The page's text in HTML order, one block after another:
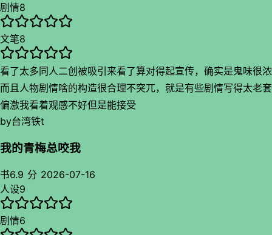
剧情8
文笔8
看了太多同人二创被吸引来看了算对得起宣传，确实是鬼味很浓
而且人物剧情啥的构造很合理不突兀，就是有些剧情写得太老套
偏激我看着观感不好但是能接受
by台湾铁t
我的青梅总咬我
书6.9 分 2026-07-16
人设9
剧情6